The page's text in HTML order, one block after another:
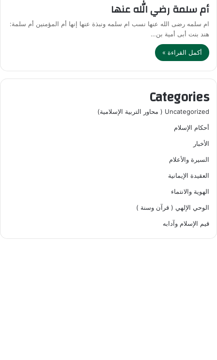
أم سلمة رضي الله عنها
ام سلمه رضى الله عنها نسب ام سلمه ونبذة عنها إنها أم المؤمنين أم سلمة:
هند بنت أبى أمية بن…
أكمل القراءة »
Categories
Uncategorized ( محاور التربية الإسلامية)
أحكام الإسلام
الأخبار
السيرة والأعلام
العقيدة الإيمانية
الهوية والانتماء
الوحي الإلهي ( قرآن وسنة )
قيم الإسلام وآدابه